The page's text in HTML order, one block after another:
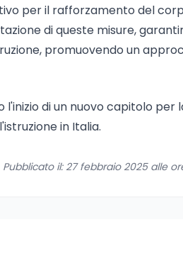
per il rafforzamento del
di queste misure,
promuovendo un
l'inizio di un nuovo capitolo per
in Italia.
Pubblicato il: 27 febbraio 2025 alle